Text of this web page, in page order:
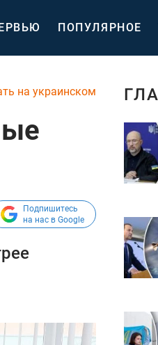
ПОПУЛЯРНОЕ
на украинском
Подпишитесь
на нас в Google